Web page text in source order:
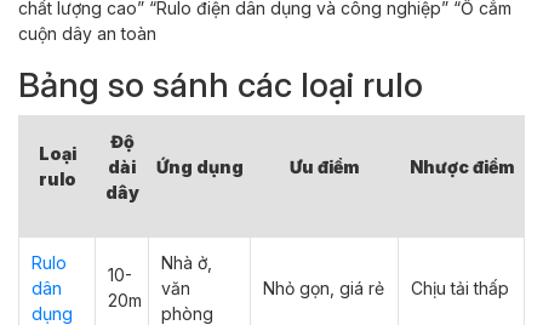
Bảng so sánh các loại rulo
Loại
rulo
Độ
dài
dây
Ứng dụng Ưu điểm Nhược điểm
Rulo
dân
dụng
10-
20m
Nhà ở,
văn
phòng
Nhỏ gọn, giá rẻ Chịu tải thấp